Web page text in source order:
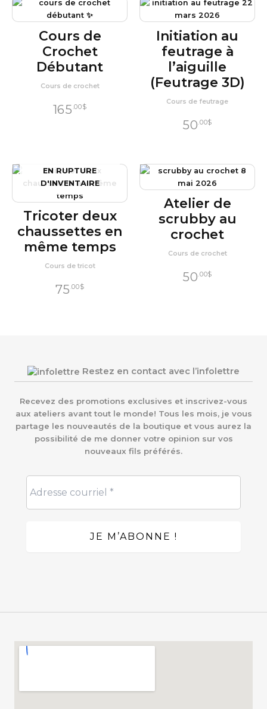
Cours de
Crochet
Débutant
Cours de crochet
165 .00$
Initiation au
feutrage à
l’aiguille
(Feutrage 3D)
Cours de feutrage
50.00$
EN RUPTURE
D'INVENTAIRE
Tricoter deux
chaussettes en
même temps
Cours de tricot
75 .00$
Atelier de
scrubby au
crochet
Cours de crochet
50.00$
Restez en contact avec l’infolettre
Recevez des promotions exclusives et inscrivez-vous
aux ateliers avant tout le monde! Tous les mois, je vous
partage les nouveautés de la boutique et vous aurez la
possibilité de me donner votre opinion sur vos
nouveaux fils préférés.